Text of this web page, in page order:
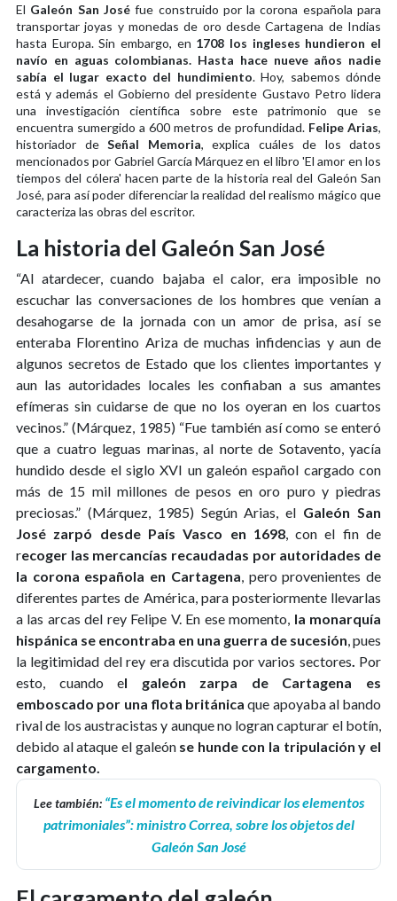
El Galeón San Joséfue construido por la corona española para
transportar joyas y monedas de oro desde Cartagena de Indias
hasta Europa. Sin embargo, en 1708 los ingleses hundieron el
navío en aguas colombianas. Hasta hace nueve años nadie
sabía el lugar exacto del hundimiento. Hoy, sabemos dónde
está y además el Gobierno del presidente Gustavo Petro lidera
una investigación científica sobre este patrimonio que se
encuentra sumergido a 600 metros de profundidad. Felipe Arias,
historiador de Señal Memoria, explica cuáles de los datos
mencionados por Gabriel García Márquez en el libro 'El amor en los
tiempos del cólera' hacen parte de la historia real del Galeón San
José, para así poder diferenciar la realidad del realismo mágico que
caracteriza las obras del escritor.
La historia del Galeón San José
“Al atardecer, cuando bajaba el calor, era imposible no
escuchar las conversaciones de los hombres que venían a
desahogarse de la jornada con un amor de prisa, así se
enteraba Florentino Ariza de muchas infidencias y aun de
algunos secretos de Estado que los clientes importantes y
aun las autoridades locales les confiaban a sus amantes
efímeras sin cuidarse de que no los oyeran en los cuartos
vecinos.” (Márquez, 1985) “Fue también así como se enteró
que a cuatro leguas marinas, al norte de Sotavento, yacía
hundido desde el siglo XVI un galeón español cargado con
más de 15 mil millones de pesos en oro puro y piedras
preciosas.” (Márquez, 1985) Según Arias, el Galeón San
José zarpó desde País Vasco en 1698, con el fin de
recoger las mercancías recaudadas por autoridades de
la corona española en Cartagena, pero provenientes de
diferentes partes de América, para posteriormente llevarlas
a las arcas del rey Felipe V. En ese momento, la monarquía
hispánica se encontraba en una guerra de sucesión, pues
la legitimidad del rey era discutida por varios sectores. Por
esto, cuando el galeón zarpa de Cartagena es
emboscado por una flota británica que apoyaba al bando
rival de los austracistas y aunque no logran capturar el botín,
debido al ataque el galeón se hunde con la tripulación y el
cargamento.
Lee también: “Es el momento de reivindicar los elementos
patrimoniales”: ministro Correa, sobre los objetos del
Galeón San José